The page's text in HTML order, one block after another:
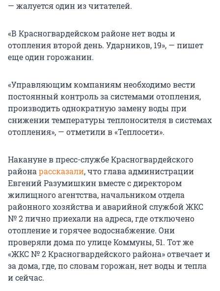
— жалуется один из читателей.
«В Красногвардейском районе нет воды и
отопления второй день. Ударников, 19», — пишет
еще один горожанин.
«Управляющим компаниям необходимо вести
постоянный контроль за системами отопления,
производить однократную замену воды при
снижении температуры теплоносителя в системах
отопления», — отметили в «Теплосети».
Накануне в пресс-службе Красногвардейского
района рассказали, что глава администрации
Евгений Разумишкин вместе с директором
жилищного агентства, начальником отдела
районного хозяйства и аварийной службой ЖКС
№ 2 лично приехали на адреса, где отключено
отопление и горячее водоснабжение. Они
проверяли дома по улице Коммуны, 51. Тот же
«ЖКС № 2 Красногвардейского района» отвечает и
за дома, где, по словам горожан, нет воды и тепла
и сейчас.